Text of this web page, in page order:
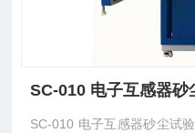
SC-010 电子互感器砂
SC-010 电子互感器砂尘试